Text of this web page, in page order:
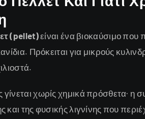
(pellet)είναι ένα βιοκαύσιμο που
Πρόκειται για μικρούς
χωρίς χημικά πρόσθετα· η
και της φυσικής λιγνίνης που